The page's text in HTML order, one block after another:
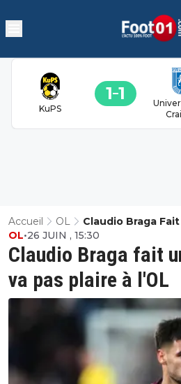
KuPS
1 1
Accueil OL
Claudio Braga
Plaire À L'OL
Claudio Braga fait
va pas plaire à l'OL
OL•26 JUIN , 15:30